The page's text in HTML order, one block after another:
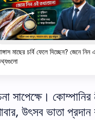
মাছের চর্বি ফেলে দিচ্ছেন? জেনে নিন
সাপেক্ষে। কোম্পানির
উৎসব ভাতা প্রদান